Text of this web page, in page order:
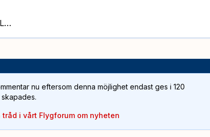
nu eftersom denna möjlighet endast ges i 120
i vårt Flygforum om nyheten